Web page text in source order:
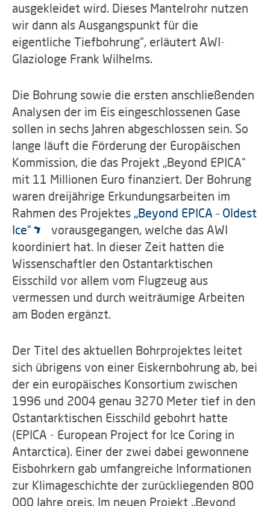
ausgekleidet wird. Dieses Mantelrohr nutzen
wir dann als Ausgangspunkt für die
eigentliche Tiefbohrung“, erläutert AWI-
Glaziologe Frank Wilhelms.
Die Bohrung sowie die ersten anschließenden
Analysen der im Eis eingeschlossenen Gase
sollen in sechs Jahren abgeschlossen sein. So
lange läuft die Förderung der Europäischen
Kommission, die das Projekt „Beyond EPICA“
mit 11 Millionen Euro finanziert. Der Bohrung
waren dreijährige Erkundungsarbeiten im
Rahmen des Projektes „Beyond EPICA – Oldest
Ice“
vorausgegangen, welche das AWI
koordiniert hat. In dieser Zeit hatten die
Wissenschaftler den Ostantarktischen
Eisschild vor allem vom Flugzeug aus
vermessen und durch weiträumige Arbeiten
am Boden ergänzt.
Der Titel des aktuellen Bohrprojektes leitet
sich übrigens von einer Eiskernbohrung ab, bei
der ein europäisches Konsortium zwischen
1996 und 2004 genau 3270 Meter tief in den
Ostantarktischen Eisschild gebohrt hatte
(EPICA - European Project for Ice Coring in
Antarctica). Einer der zwei dabei gewonnene
Eisbohrkern gab umfangreiche Informationen
zur Klimageschichte der zurückliegenden 800
000 Jahre preis. Im neuen Projekt „Beyond